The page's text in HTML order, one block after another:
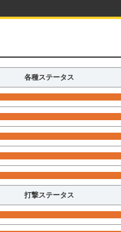
各種ステータス
打撃ステータス